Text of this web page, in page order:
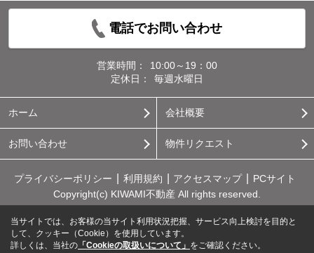
電話でお問い合わせ
営業時間：
10:00～19：00
定休日：
毎週水曜日
ホーム 会社概要
お問い合わせ 物件リクエスト
プライバシーポリシー 利用規約 アクセスマップ
PCサイト
Copyright(c) KIWAMI不動産 All rights reserved.
当サイトでは、お客様の当サイト利用状況把握、サービス向上検討を目的と
して、クッキー（Cookie）を使用しています。
詳しくは、当社の 「Cookieの取扱いについて」 をご確認ください。